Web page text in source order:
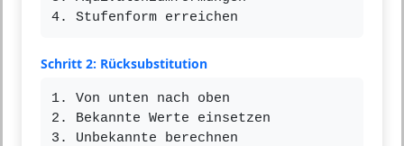
4. Stufenform erreichen
Schritt 2: Rücksubstitution
1. Von unten nach oben
2. Bekannte Werte einsetzen
3. Unbekannte berechnen